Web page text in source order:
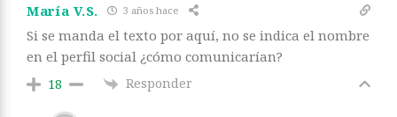
María V.S. 3 años hace
Si se manda el texto por aquí, no se indica el nombre
en el perfil social ¿cómo comunicarían?
18 Responder